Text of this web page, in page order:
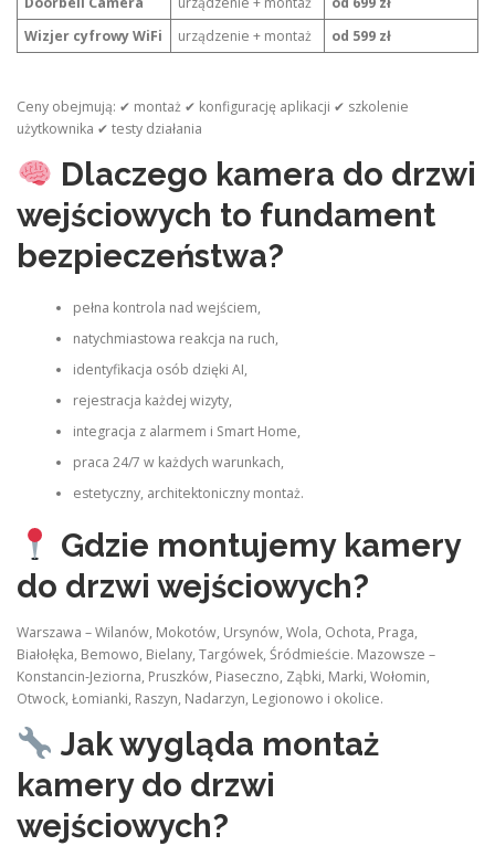
Wizjer cyfrowy WiFi
urządzenie + montaż od 599 zł
Ceny obejmują: ✔ montaż ✔ konfigurację aplikacji ✔ szkolenie
użytkownika ✔ testy działania
Dlaczego kamera do drzwi
wejściowych to fundament
bezpieczeństwa?
pełna kontrola nad wejściem,
natychmiastowa reakcja na ruch,
identyfikacja osób dzięki AI,
rejestracja każdej wizyty,
integracja z alarmem i Smart Home,
praca 24/7 w każdych warunkach,
estetyczny, architektoniczny montaż.
Gdzie montujemy kamery
do drzwi wejściowych?
Warszawa – Wilanów, Mokotów, Ursynów, Wola, Ochota, Praga,
Białołęka, Bemowo, Bielany, Targówek, Śródmieście. Mazowsze –
Konstancin‑Jeziorna, Pruszków, Piaseczno, Ząbki, Marki, Wołomin,
Otwock, Łomianki, Raszyn, Nadarzyn, Legionowo i okolice.
Jak wygląda montaż
kamery do drzwi
wejściowych?